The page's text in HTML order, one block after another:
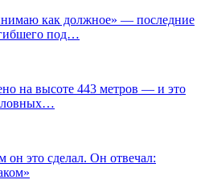
как должное» — последние
под…
на высоте 443 метров — и это
он это сделал. Он отвечал: